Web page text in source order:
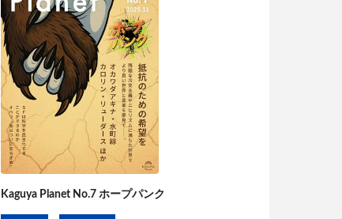
Kaguya Planet No.7 ホープパンク